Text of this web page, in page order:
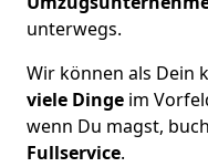
unterwegs.
Wir können als Dein
viele Dinge im
wenn Du magst,
Fullservice.